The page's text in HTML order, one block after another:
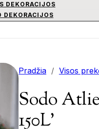
DEKORACIJOS
DEKORACIJOS
Pradžia / Visos
Sodo
150L’